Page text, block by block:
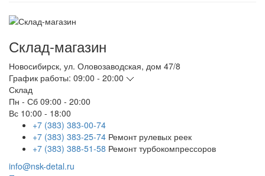
Склад-магазин
Новосибирск, ул. Оловозаводская, дом 47/8
График работы: 09:00 - 20:00
Склад
Пн - Сб 09:00 - 20:00
Вс 10:00 - 18:00
+7 (383) 383-00-74
+7 (383) 383-25-74 Ремонт рулевых реек
+7 (383) 388-51-58 Ремонт турбокомпрессоров
info@nsk-detal.ru